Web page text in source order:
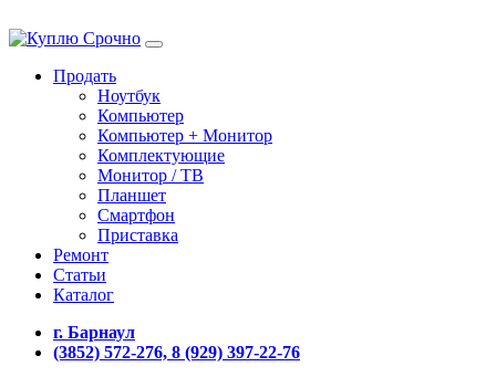
Продать
Ноутбук
Компьютер
Компьютер + Монитор
Комплектующие
Монитор / ТВ
Планшет
Смартфон
Приставка
Ремонт
Статьи
Каталог
г. Барнаул
(3852) 572-276, 8 (929) 397-22-76